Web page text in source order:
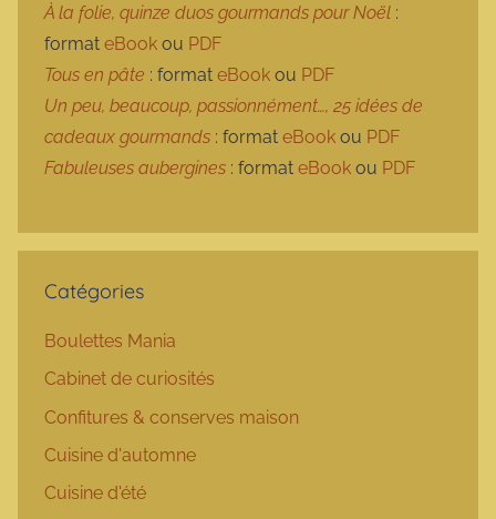
À la folie, quinze duos gourmands pour Noël :
format eBook ou PDF
Tous en pâte : format eBook ou PDF
Un peu, beaucoup, passionnément…, 25 idées de
cadeaux gourmands : format eBook ou PDF
Fabuleuses aubergines : format eBook ou PDF
Catégories
Boulettes Mania
Cabinet de curiosités
Confitures & conserves maison
Cuisine d'automne
Cuisine d'été